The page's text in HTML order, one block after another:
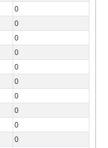
0
0
0
0
0
0
0
0
0
0